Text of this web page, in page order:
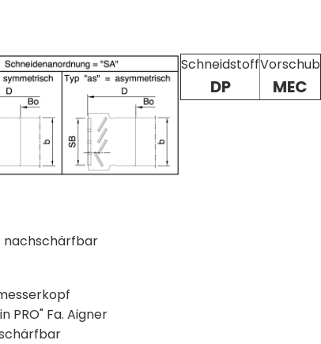
Schneidstoff
DP
Vorschub
MEC
nachschärfbar
PRO" Fa. Aigner